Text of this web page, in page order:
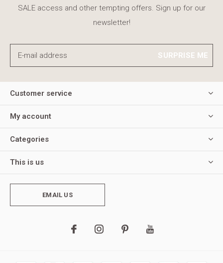
SALE access and other tempting offers. Sign up for our
newsletter!
SURPRISE ME
Customer service
My account
Categories
This is us
EMAIL US